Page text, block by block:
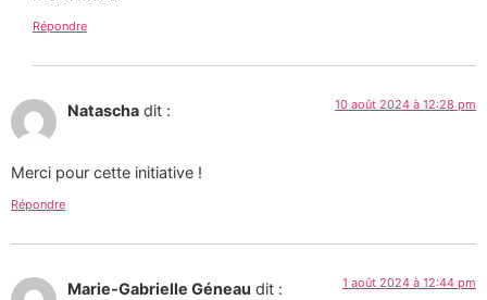
Répondre
Natascha dit : 10 août 2024 à 12:28 pm
Merci pour cette initiative !
Répondre
Marie-Gabrielle Géneau dit : 1 août 2024 à 12:44 pm